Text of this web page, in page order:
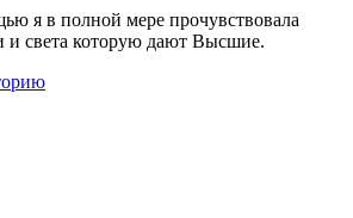
я в полной мере прочувствовала
и света которую дают Высшие.